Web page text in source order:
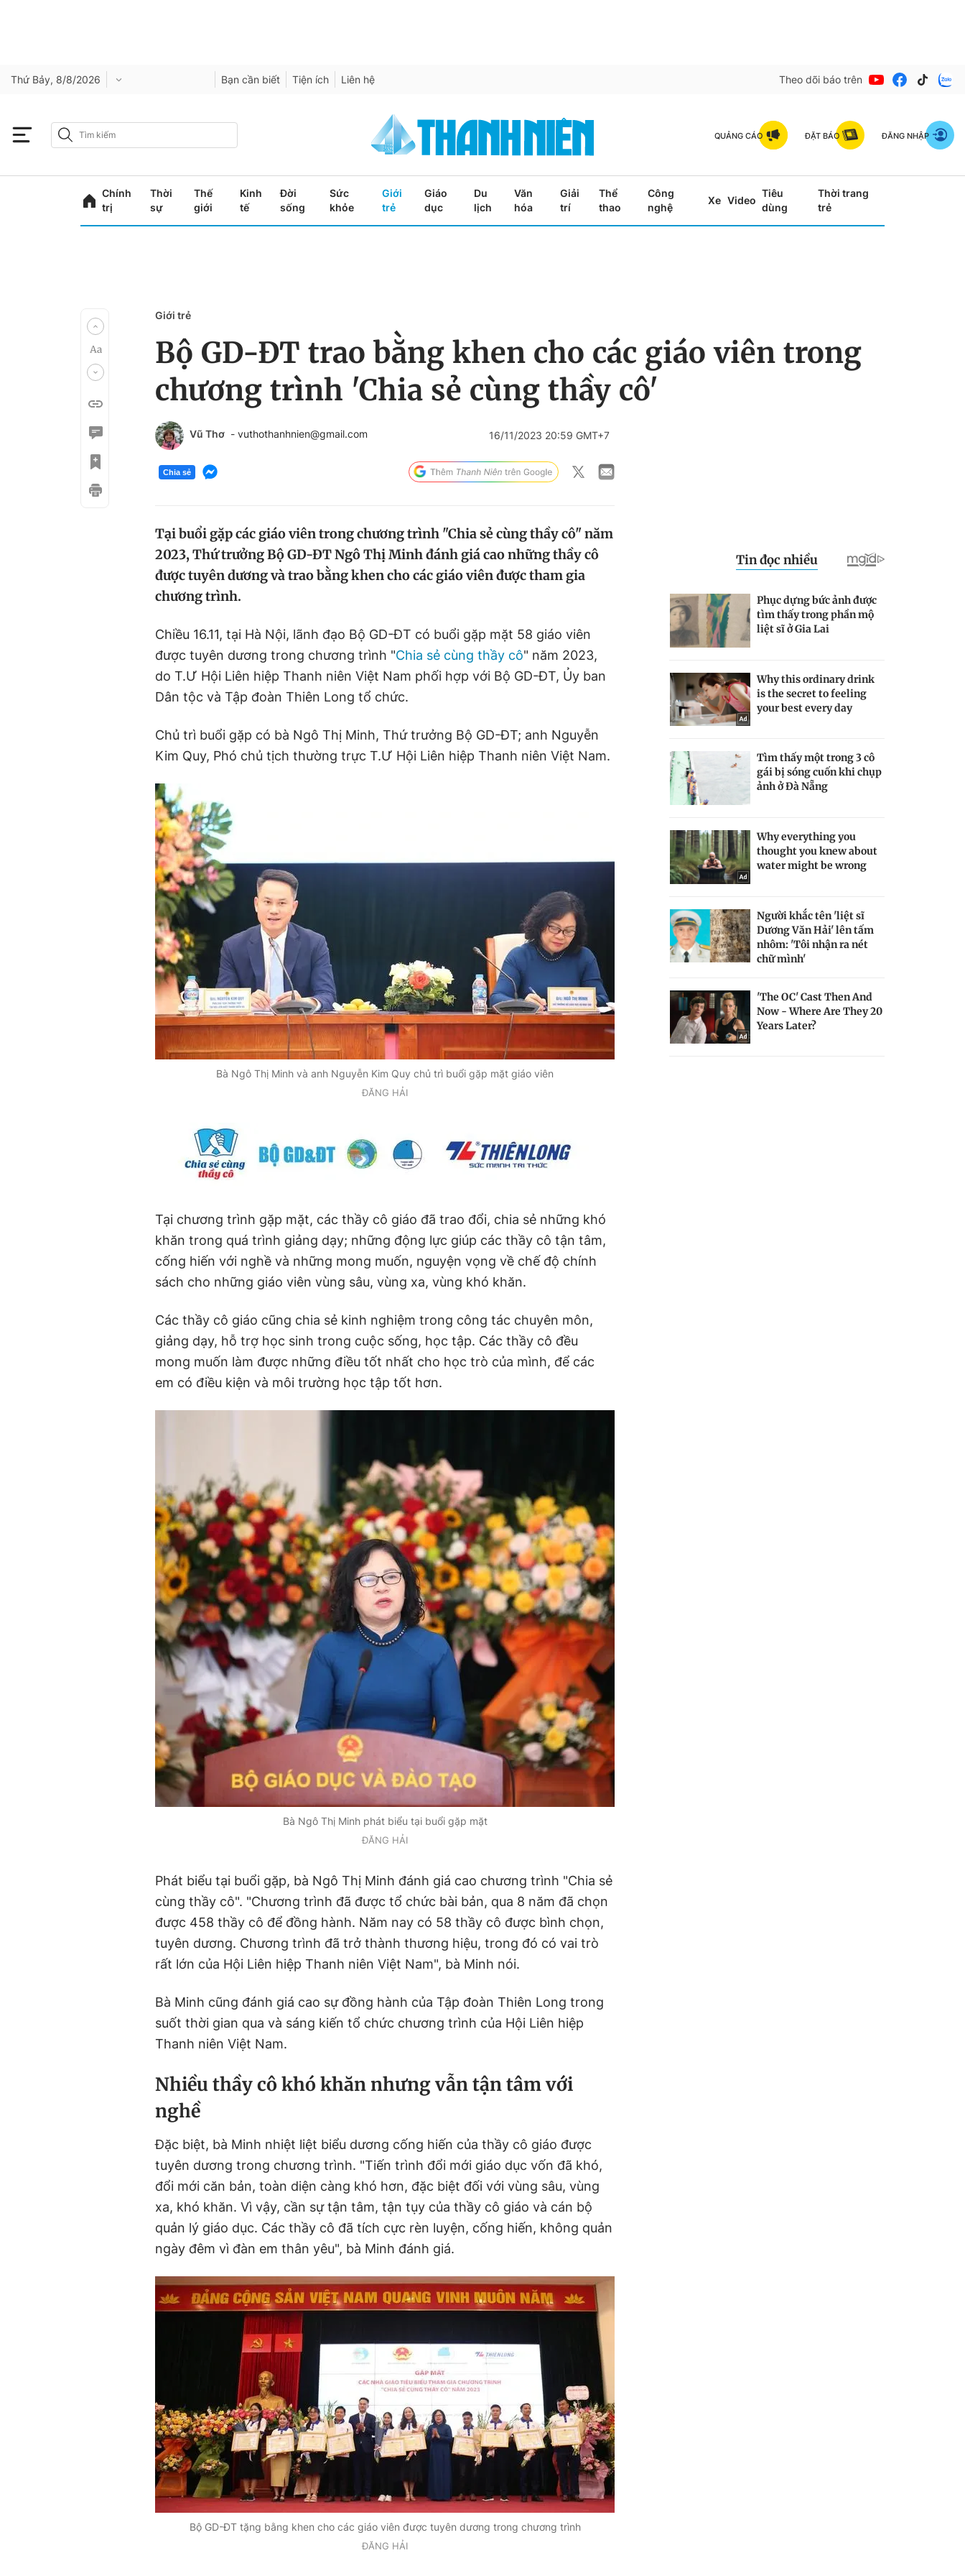
Thứ Bảy, 8/8/2026 Bạn cần biết Tiện ích Liên hệ Theo dõi báo trên
QUẢNG CÁO ĐẶT BÁO ĐĂNG NHẬP
Chính
trị
Thời
sự
Thế
giới
Kinh
tế
Đời
sống
Sức
khỏe
Giới
trẻ
Giáo
dục
Du
lịch
Văn
hóa
Giải
trí
Thể
thao
Công
nghệ
Xe Video
Tiêu
dùng
Thời trang
trẻ
Giới trẻ
Bộ GD-ĐT trao bằng khen cho các giáo viên trong
chương trình 'Chia sẻ cùng thầy cô'
Vũ Thơ - vuthothanhnien@gmail.com 16/11/2023 20:59 GMT+7
Chia sẻ
Tại buổi gặp các giáo viên trong chương trình "Chia sẻ cùng thầy cô" năm
2023, Thứ trưởng Bộ GD-ĐT Ngô Thị Minh đánh giá cao những thầy cô
được tuyên dương và trao bằng khen cho các giáo viên được tham gia
chương trình.
Chiều 16.11, tại Hà Nội, lãnh đạo Bộ GD-ĐT có buổi gặp mặt 58 giáo viên
được tuyên dương trong chương trình "Chia sẻ cùng thầy cô" năm 2023,
do T.Ư Hội Liên hiệp Thanh niên Việt Nam phối hợp với Bộ GD-ĐT, Ủy ban
Dân tộc và Tập đoàn Thiên Long tổ chức.
Chủ trì buổi gặp có bà Ngô Thị Minh, Thứ trưởng Bộ GD-ĐT; anh Nguyễn
Kim Quy, Phó chủ tịch thường trực T.Ư Hội Liên hiệp Thanh niên Việt Nam.
Bà Ngô Thị Minh và anh Nguyễn Kim Quy chủ trì buổi gặp mặt giáo viên
ĐĂNG HẢI
Tại chương trình gặp mặt, các thầy cô giáo đã trao đổi, chia sẻ những khó
khăn trong quá trình giảng dạy; những động lực giúp các thầy cô tận tâm,
cống hiến với nghề và những mong muốn, nguyện vọng về chế độ chính
sách cho những giáo viên vùng sâu, vùng xa, vùng khó khăn.
Các thầy cô giáo cũng chia sẻ kinh nghiệm trong công tác chuyên môn,
giảng dạy, hỗ trợ học sinh trong cuộc sống, học tập. Các thầy cô đều
mong muốn làm được những điều tốt nhất cho học trò của mình, để các
em có điều kiện và môi trường học tập tốt hơn.
Bà Ngô Thị Minh phát biểu tại buổi gặp mặt
ĐĂNG HẢI
Phát biểu tại buổi gặp, bà Ngô Thị Minh đánh giá cao chương trình "Chia sẻ
cùng thầy cô". "Chương trình đã được tổ chức bài bản, qua 8 năm đã chọn
được 458 thầy cô để đồng hành. Năm nay có 58 thầy cô được bình chọn,
tuyên dương. Chương trình đã trở thành thương hiệu, trong đó có vai trò
rất lớn của Hội Liên hiệp Thanh niên Việt Nam", bà Minh nói.
Bà Minh cũng đánh giá cao sự đồng hành của Tập đoàn Thiên Long trong
suốt thời gian qua và sáng kiến tổ chức chương trình của Hội Liên hiệp
Thanh niên Việt Nam.
Nhiều thầy cô khó khăn nhưng vẫn tận tâm với
nghề
Đặc biệt, bà Minh nhiệt liệt biểu dương cống hiến của thầy cô giáo được
tuyên dương trong chương trình. "Tiến trình đổi mới giáo dục vốn đã khó,
đổi mới căn bản, toàn diện càng khó hơn, đặc biệt đối với vùng sâu, vùng
xa, khó khăn. Vì vậy, cần sự tận tâm, tận tụy của thầy cô giáo và cán bộ
quản lý giáo dục. Các thầy cô đã tích cực rèn luyện, cống hiến, không quản
ngày đêm vì đàn em thân yêu", bà Minh đánh giá.
Bộ GD-ĐT tặng bằng khen cho các giáo viên được tuyên dương trong chương trình
ĐĂNG HẢI